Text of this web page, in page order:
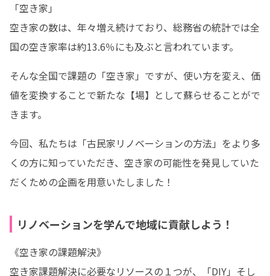
「空き家」
空き家の数は、年々増え続けており、総務省の統計では全
国の空き家率は約13.6％にも及ぶと言われています。
そんな全国で課題の「空き家」ですが、使い方を変え、価
値を変換することで新たな【場】として蘇らせることがで
きます。
今回、私たちは「古民家リノベーションの方法」をより多
くの方に知っていただき、空き家の可能性を発見していた
だくための企画を用意いたしました！
リノベーションを学んで地域に貢献しよう！
《空き家の課題解決》
空き家課題解決に必要なリソースの１つが、「DIY」そし